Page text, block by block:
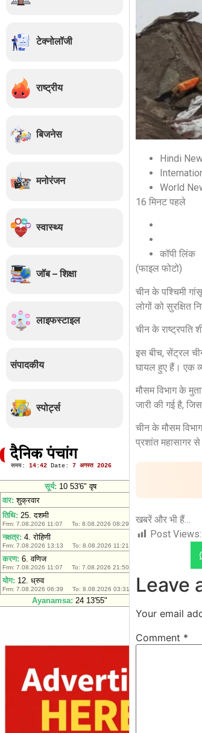
टेक्नोलॉजी
राष्ट्रीय
बिजनेस
मनोरंजन
स्वास्थ्य
जॉब – शिक्षा
लाइफस्टाइल
संपादकीय
स्पोर्ट्स
दैनिक पंचांग
Hindi
World
16 मिनट पहले
कॉपी लिंक
(फाइल फोटो)
चीन के पश्चिमी
लोगों को सुरक्षित
चीन के राष्ट्रपति
इस बीच, सेंट्रल
घायल हुए हैं। एक
मौसम विभाग के
जारी की गई है,
चीन के मौसम
प्रशांत महासागर
खबरें और भी हैं…
Post Views:
Leave
Your email
Comment *